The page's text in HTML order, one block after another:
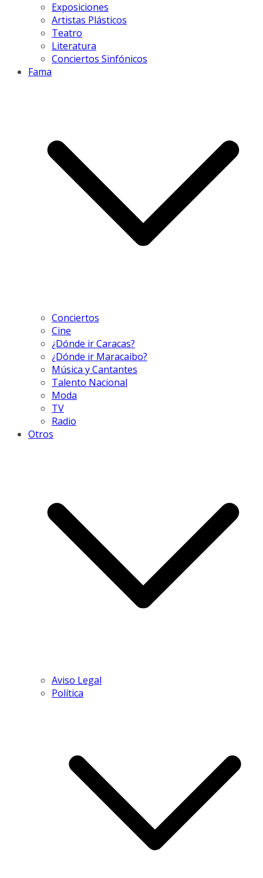
Exposiciones
Artistas Plásticos
Teatro
Literatura
Conciertos Sinfónicos
Fama
Conciertos
Cine
¿Dónde ir Caracas?
¿Dónde ir Maracaibo?
Música y Cantantes
Talento Nacional
Moda
TV
Radio
Otros
Aviso Legal
Política